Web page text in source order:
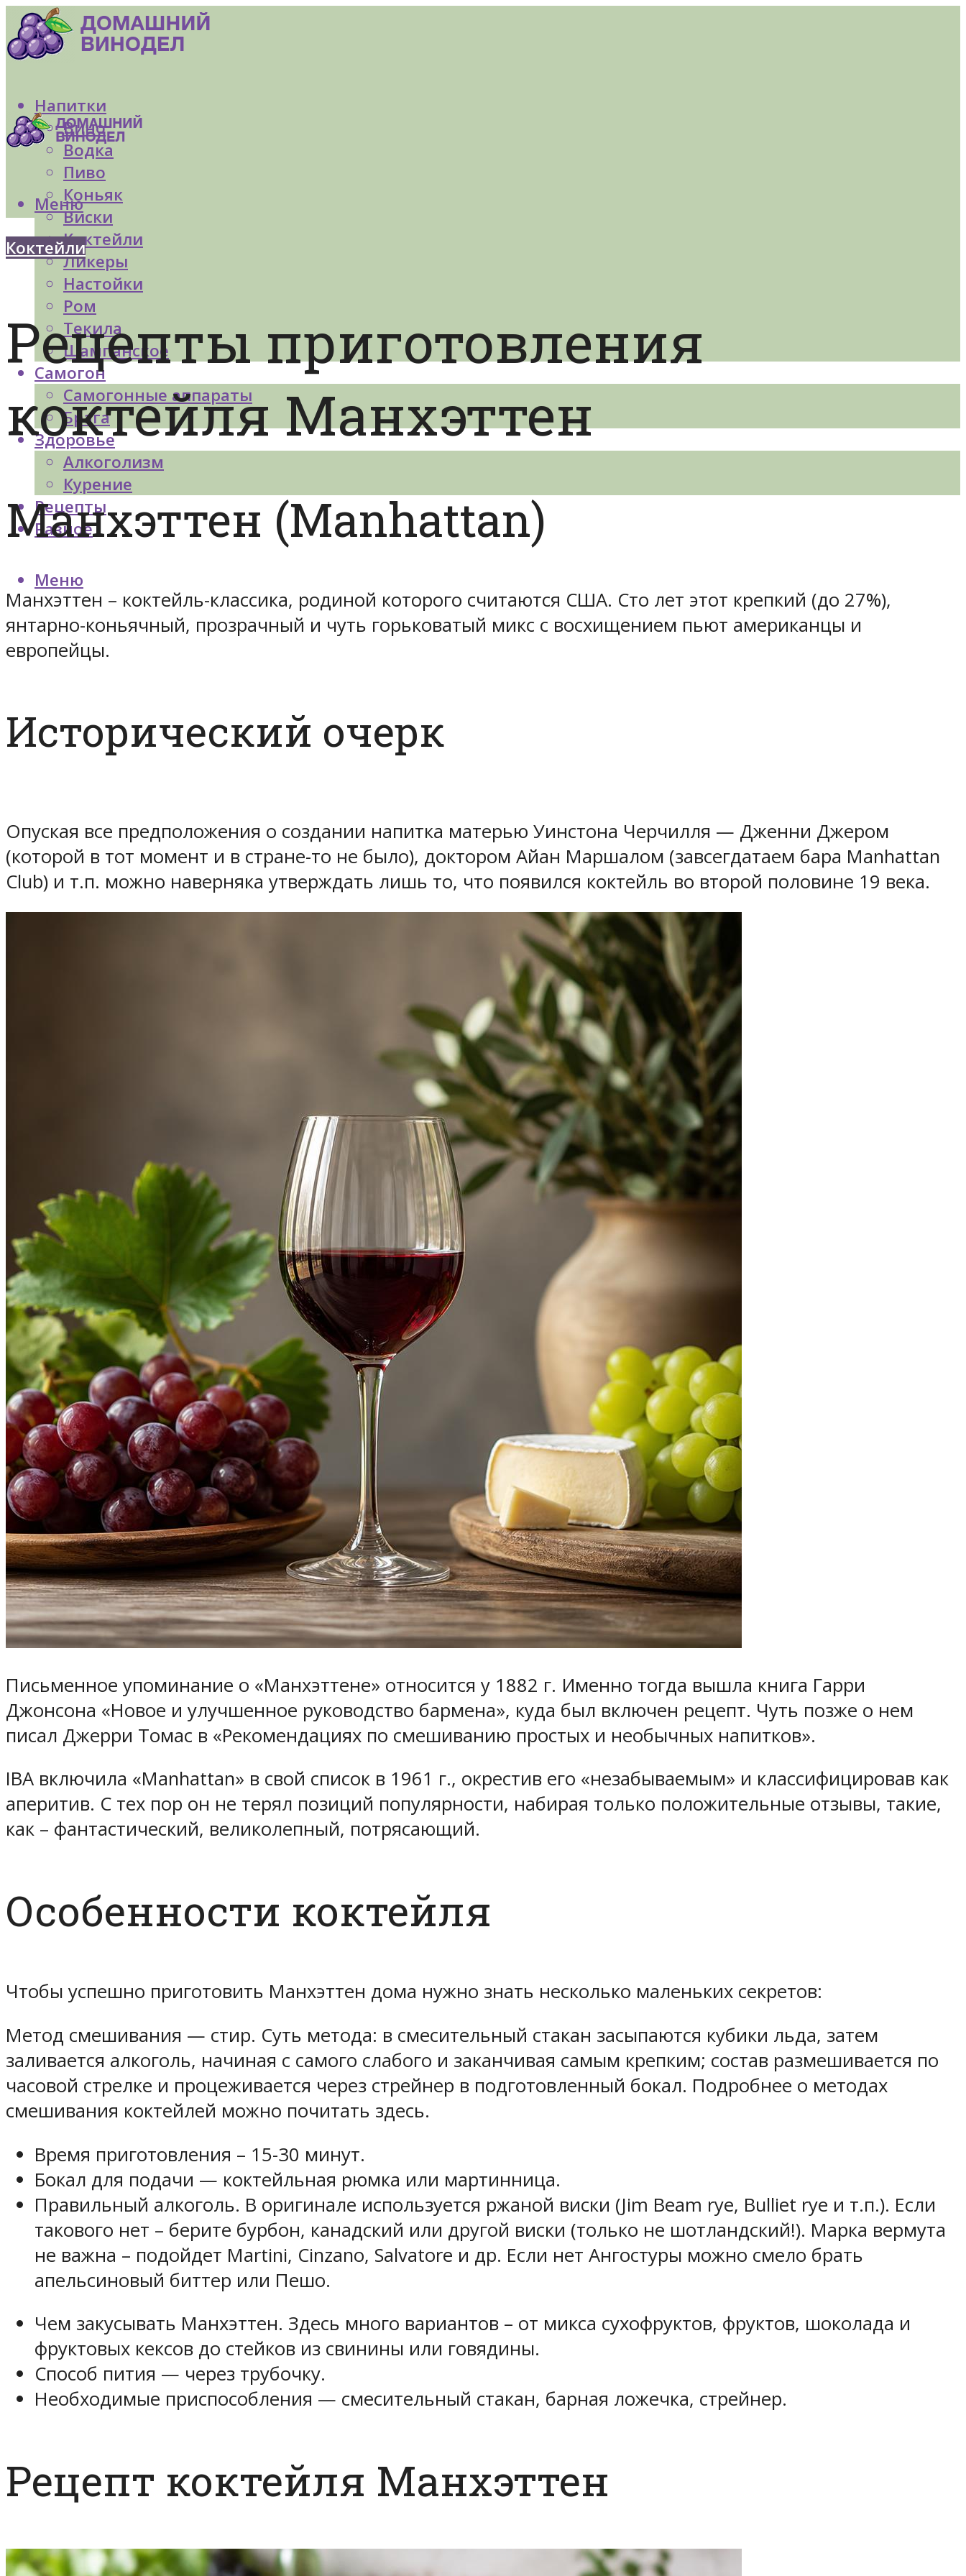
Напитки
Вино
Водка
Пиво
Коньяк
Виски
Коктейли
Ликеры
Настойки
Ром
Текила
Шампанское
Самогон
Самогонные аппараты
Брага
Здоровье
Алкоголизм
Курение
Рецепты
Разное
Меню
Меню
Коктейли
Рецепты приготовления
коктейля Манхэттен
Манхэттен (Manhattan)
Манхэттен – коктейль-классика, родиной которого считаются США. Сто лет этот крепкий (до 27%),
янтарно-коньячный, прозрачный и чуть горьковатый микс с восхищением пьют американцы и
европейцы.
Исторический очерк
Опуская все предположения о создании напитка матерью Уинстона Черчилля — Дженни Джером
(которой в тот момент и в стране-то не было), доктором Айан Маршалом (завсегдатаем бара Manhattan
Club) и т.п. можно наверняка утверждать лишь то, что появился коктейль во второй половине 19 века.
Письменное упоминание о «Манхэттене» относится у 1882 г. Именно тогда вышла книга Гарри
Джонсона «Новое и улучшенное руководство бармена», куда был включен рецепт. Чуть позже о нем
писал Джерри Томас в «Рекомендациях по смешиванию простых и необычных напитков».
IBA включила «Manhattan» в свой список в 1961 г., окрестив его «незабываемым» и классифицировав как
аперитив. С тех пор он не терял позиций популярности, набирая только положительные отзывы, такие,
как – фантастический, великолепный, потрясающий.
Особенности коктейля
Чтобы успешно приготовить Манхэттен дома нужно знать несколько маленьких секретов:
Метод смешивания — стир. Суть метода: в смесительный стакан засыпаются кубики льда, затем
заливается алкоголь, начиная с самого слабого и заканчивая самым крепким; состав размешивается по
часовой стрелке и процеживается через стрейнер в подготовленный бокал. Подробнее о методах
смешивания коктейлей можно почитать здесь.
Время приготовления – 15-30 минут.
Бокал для подачи — коктейльная рюмка или мартинница.
Правильный алкоголь. В оригинале используется ржаной виски (Jim Beam rye, Bulliet rye и т.п.). Если
такового нет – берите бурбон, канадский или другой виски (только не шотландский!). Марка вермута
не важна – подойдет Martini, Cinzano, Salvatore и др. Если нет Ангостуры можно смело брать
апельсиновый биттер или Пешо.
Чем закусывать Манхэттен. Здесь много вариантов – от микса сухофруктов, фруктов, шоколада и
фруктовых кексов до стейков из свинины или говядины.
Способ пития — через трубочку.
Необходимые приспособления — смесительный стакан, барная ложечка, стрейнер.
Рецепт коктейля Манхэттен